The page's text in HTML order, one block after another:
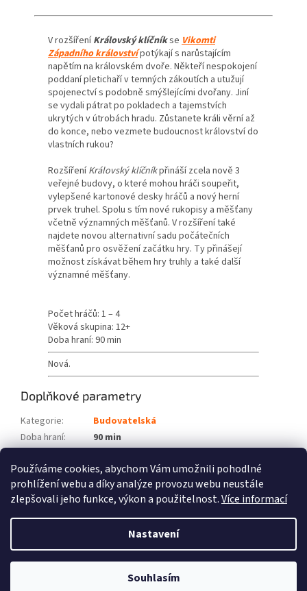
Používáme cookies, abychom Vám umožnili pohodlné
prohlížení webu a díky analýze provozu webu neustále
zlepšovali jeho funkce, výkon a použitelnost.Více informací
Nastavení
Souhlasím
V rozšířeníKrálovský klíčníkse Vikomti
Západního královstvípotýkají s narůstajícím
napětím na královském dvoře. Někteří nespokojení
poddaní pletichaří v temných zákoutích a utužují
spojenectví s podobně smýšlejícími dvořany. Jiní
se vydali pátrat po pokladech a tajemstvích
ukrytých v útrobách hradu. Zůstanete králi věrní až
do konce, nebo vezmete budoucnost království do
vlastních rukou?
RozšířeníKrálovský klíčníkpřináší zcela nově 3
veřejné budovy, o které mohou hráči soupeřit,
vylepšené kartonové desky hráčů a nový herní
prvek truhel. Spolu s tím nové rukopisy a měšťany
včetně významných měšťanů. V rozšíření také
najdete novou alternativní sadu počátečních
měšťanů pro osvěžení začátku hry. Ty přinášejí
možnost získávat během hry truhly a také další
významné měšťany.
Počet hráčů: 1 – 4
Věková skupina: 12+
Doba hraní: 90 min
Nová.
Doplňkové parametry
Kategorie:
Budovatelská
Doba hraní:
90 min
Věková skupina: 12+
Vytvořil Shoptet
Fénix hry. Všechna práva vyhrazena.